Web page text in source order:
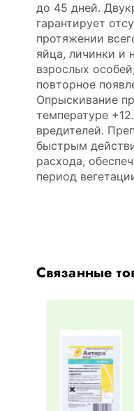
до 45 дней.
гарантирует
протяжении
яйца, личинки и
взрослых
повторное
Опрыскивание
температуре
вредителей.
быстрым
расхода,
период
Связанные